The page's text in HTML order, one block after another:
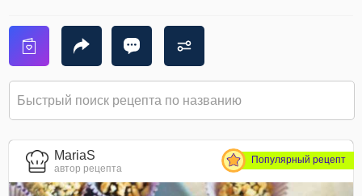
MariaS
автор рецепта
Популярный рецепт